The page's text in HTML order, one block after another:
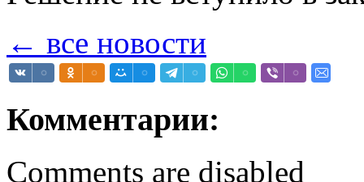
← все новости
Комментарии:
Comments are disabled